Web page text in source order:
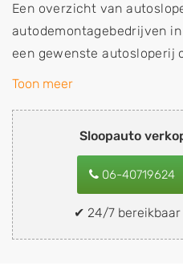
Sloopauto
06-40719624
✔ 24/7
Een overzicht van
autodemontagebedrijven
een gewenste autosloperij
gespecialiseerd is in de
van sloopauto's,
(ook zonder apk keuring).
vrachtwagen, motor of
verkopen aan een
zelf wegbrengen naar de
ophalen op een locatie naar
Toon meer